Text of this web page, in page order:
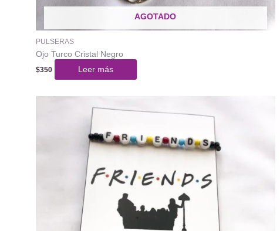
AGOTADO
PULSERAS
Ojo Turco Cristal Negro
$350 Leer más